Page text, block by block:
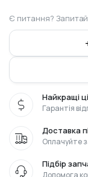
Є питання?
Найкращі
Гарантія
Доставка
Оплачуйте
Підбір
Допомога